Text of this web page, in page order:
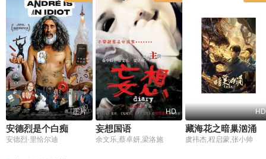
正片
安德烈是个白痴
安德烈·里恰尔迪
HD
妄想国语
余文乐,蔡卓妍,梁洛施
HD
藏海花之暗巢汹涌
虞祎杰,程启蒙,张小帅